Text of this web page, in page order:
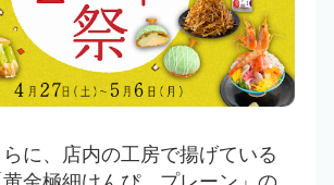
に、店内の工房で揚げている